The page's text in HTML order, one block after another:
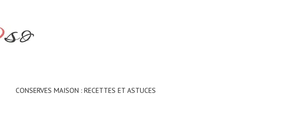
CONSERVES MAISON : RECETTES ET ASTUCES